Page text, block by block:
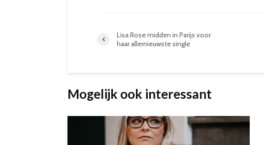
Lisa Rose midden in Parijs voor
haar allernieuwste single
Mogelijk ook interessant